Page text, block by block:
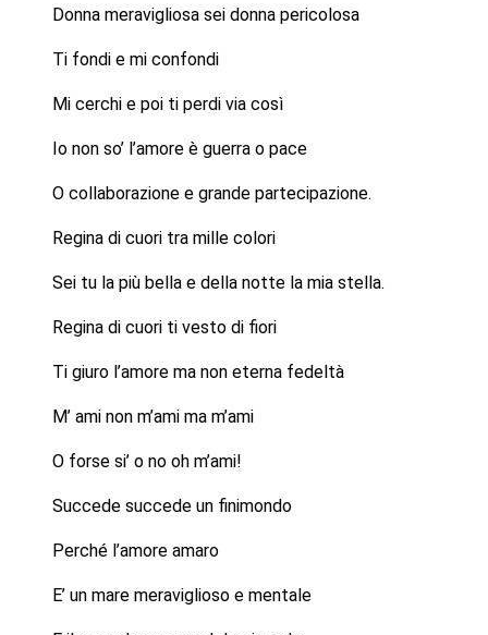
Donna meravigliosa sei donna pericolosa
Ti fondi e mi confondi
Mi cerchi e poi ti perdi via così
Io non so’ l’amore è guerra o pace
O collaborazione e grande partecipazione.
Regina di cuori tra mille colori
Sei tu la più bella e della notte la mia stella.
Regina di cuori ti vesto di fiori
Ti giuro l’amore ma non eterna fedeltà
M’ ami non m’ami ma m’ami
O forse si’ o no oh m’ami!
Succede succede un finimondo
Perché l’amore amaro
E’ un mare meraviglioso e mentale